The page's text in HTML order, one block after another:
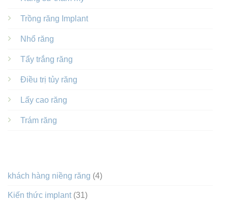
Trồng răng Implant
Nhổ răng
Tẩy trắng răng
Điều trị tủy răng
Lấy cao răng
Trám răng
khách hàng niềng răng (4)
Kiến thức implant (31)